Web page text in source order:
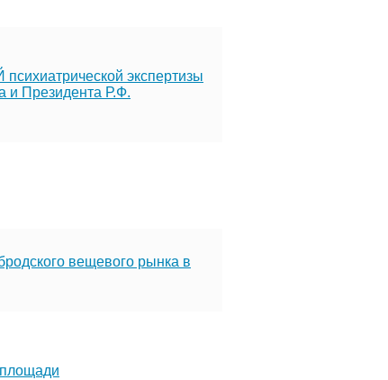
экспертизы
и Президента Р.Ф.
вещевого рынка в